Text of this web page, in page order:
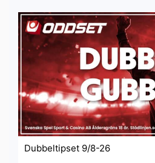
Dubbeltipset 9/8-26